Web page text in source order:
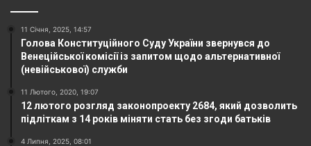
11 Січня, 2025, 14:57
Голова Конституційного Суду України звернувся до
Венеційської комісії із запитом щодо альтернативної
(невійськової) служби
11 Лютого, 2020, 19:07
12 лютого розгляд законопроекту 2684, який дозволить
підліткам з 14 років міняти стать без згоди батьків
4 Липня, 2025, 08:01